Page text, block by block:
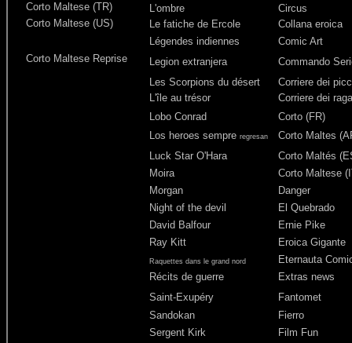
Corto Maltese (TR)
L'ombre
Circus
Corto Maltese (US)
Le fatiche de Ercole
Collana eroica
Légendes indiennes
Comic Art
Corto Maltese Reprise
Legion extranjera
Commando
Les Scorpions du désert
Corriere dei
L'île au trésor
Corriere dei
Lobo Conrad
Corto (FR)
Los heroes sempre regresan
Corto Maltes
Luck Star O'Hara
Corto Maltés
Moira
Corto Maltese
Morgan
Danger
Night of the devil
El Quebrado
David Balfour
Ernie Pike
Ray Kitt
Eroica Gigante
Raquettes dans le grand nord
Eternauta
Récits de guerre
Extras news
Saint-Exupéry
Fantomet
Sandokan
Fierro
Sergent Kirk
Film Fun